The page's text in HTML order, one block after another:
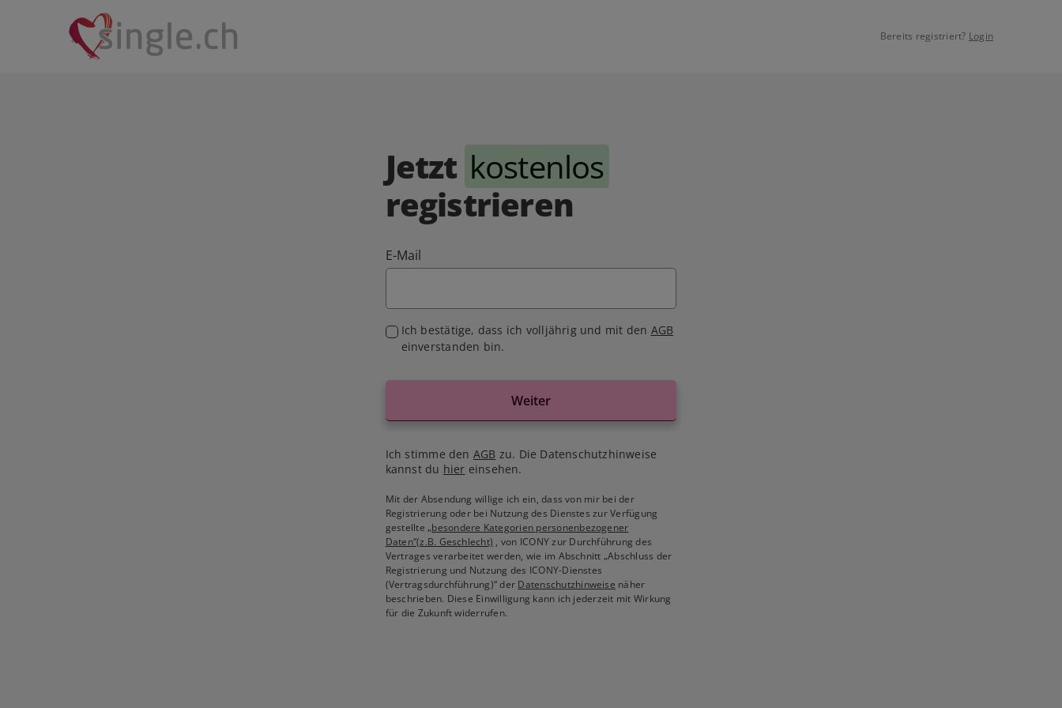
Bereits registriert? Login
Jetzt kostenlos
registrieren
E-Mail
Ich bestätige, dass ich volljährig und mit den AGB
einverstanden bin.
Weiter
Ich stimme den AGB zu. Die Datenschutzhinweise
kannst du hier einsehen.
Mit der Absendung willige ich ein, dass von mir bei der
Registrierung oder bei Nutzung des Dienstes zur Verfügung
gestellte„besondere Kategorien personenbezogener
Daten“(z.B. Geschlecht) , von ICONY zur Durchführung des
Vertrages verarbeitet werden, wie im Abschnitt „Abschluss der
Registrierung und Nutzung des ICONY-Dienstes
(Vertragsdurchführung)“ der Datenschutzhinweise näher
beschrieben. Diese Einwilligung kann ich jederzeit mit Wirkung
für die Zukunft widerrufen.